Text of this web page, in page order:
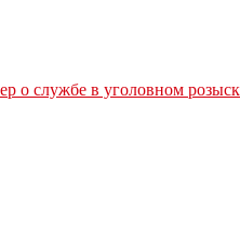
о службе в уголовном